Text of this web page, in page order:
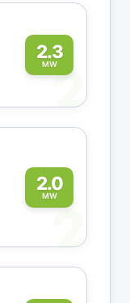
2.3
MW2
2.0
MW
2